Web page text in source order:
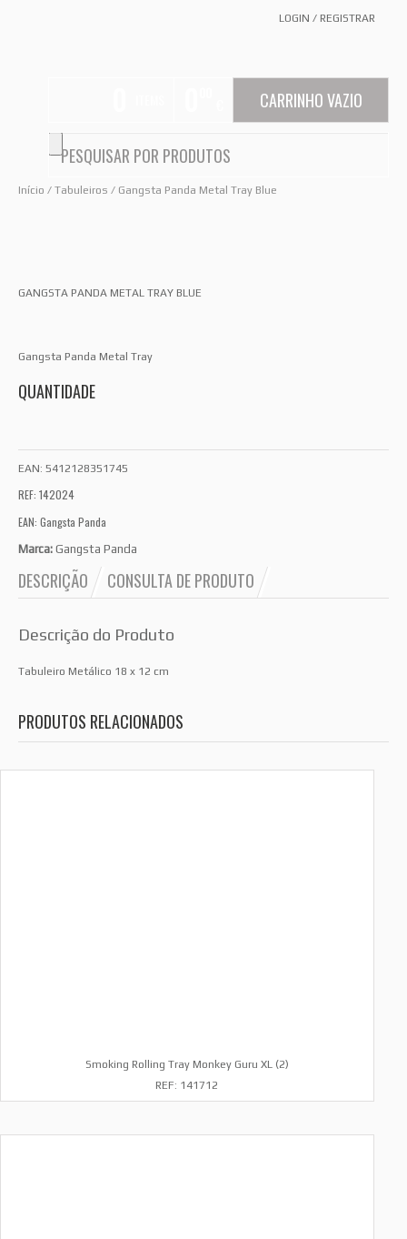
LOGIN / REGISTRAR
CARRINHO VAZIO
Início / Tabuleiros / Gangsta Panda Metal Tray Blue
GANGSTA PANDA METAL TRAY BLUE
Gangsta Panda Metal Tray
QUANTIDADE
EAN: 5412128351745
REF: 142024
EAN: Gangsta Panda
Marca: Gangsta Panda
DESCRIÇÃO CONSULTA DE PRODUTO
Descrição do Produto
Tabuleiro Metálico 18 x 12 cm
PRODUTOS RELACIONADOS
Smoking Rolling Tray Monkey Guru XL (2)
REF: 141712